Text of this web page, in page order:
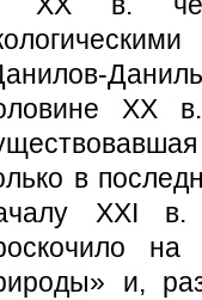
ХХ в.
в
XXI в.
на
и,